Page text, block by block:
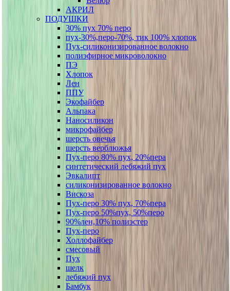
АКРИЛ
ПОДУШКИ
30% пух 70% перо
пух-30%,перо-70%, тик 100% хлопок
Пух-силиконизированное волокно
полиэфирное микроволокно
ПЭ
Хлопок
Лен
ППУ
Экофайбер
Альпака
Наносиликон
микрофайбер
шерсть овечья
шерсть верблюжья
Пух-перо 80% пух, 20%пера
синтетический лебяжий пух
Эвкалипт
силиконизированное волокно
Вискоза
Пух-перо 30% пух, 70%пера
Пух-перо 50%пух, 50%перо
90%лен,10% полиэстер
Пух-перо
Холлофайбер
смесовый
Пух
шелк
лебяжий пух
Бамбук